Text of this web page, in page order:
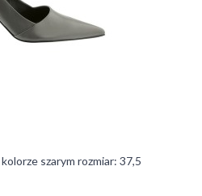
szarym rozmiar: 37,5